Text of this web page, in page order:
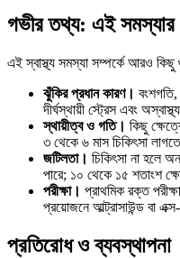
গভীর তথ্য: এই
এই স্বাস্থ্য সমস্যা সম্পর্কে আরও
ঝুঁকির প্রধান কারণ।
দীর্ঘস্থায়ী স্ট্রেস এবং
স্থায়ীত্ব ও গতি। কিছু
৩ থেকে ৬ মাস চিকিৎসা
জটিলতা। চিকিৎসা না হলে
পারে; ১০ থেকে ১৫ শতাংশ
পরীক্ষা। প্রাথমিক রক্ত
প্রয়োজনে আল্ট্রাসাউন্ড বা
প্রতিরোধ ও ব্যবস্থাপনা